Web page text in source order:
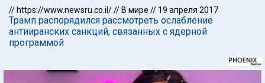
// https://www.newsru.co.il/// В мире // 19 апреля 2017
Трамп распорядился рассмотреть ослабление
антииранских санкций, связанных с ядерной
программой